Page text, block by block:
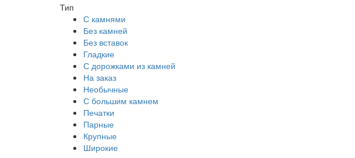
Тип
С камнями
Без камней
Без вставок
Гладкие
С дорожками из камней
На заказ
Необычные
С большим камнем
Печатки
Парные
Крупные
Широкие